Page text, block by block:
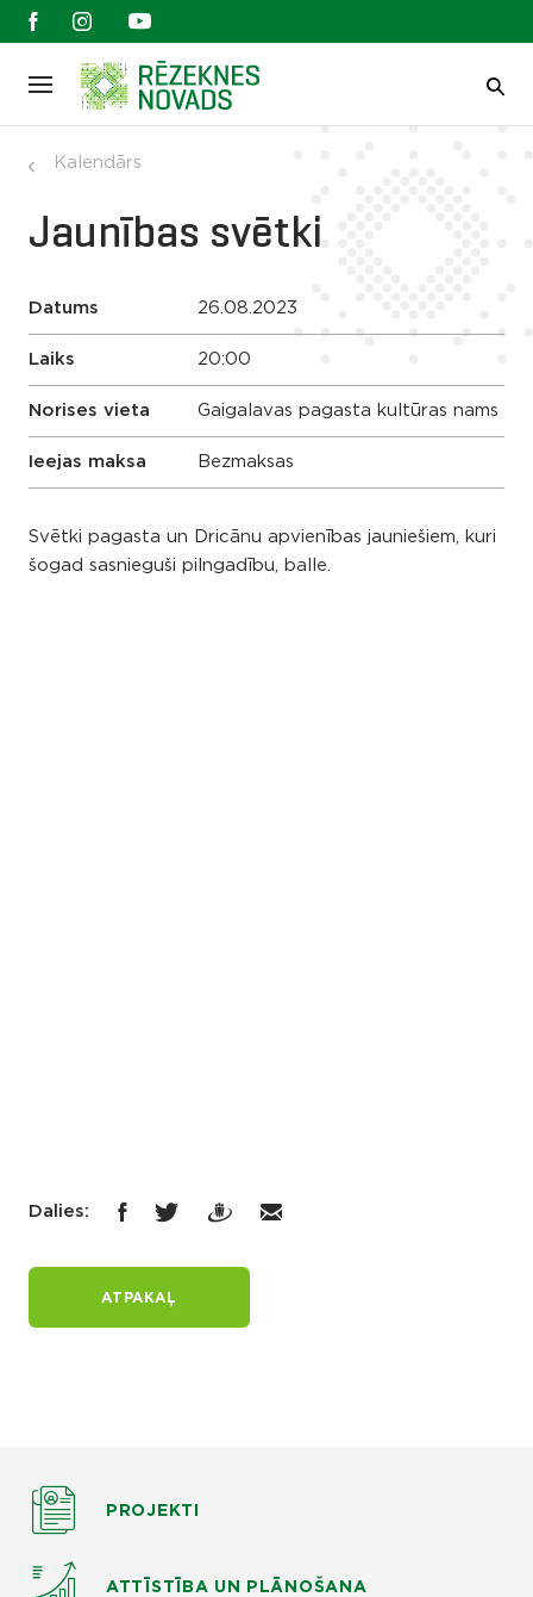
Kalendārs
Jaunības svētki
Datums 26.08.2023
Laiks 20:00
Norises vieta Gaigalavas pagasta kultūras nams
Ieejas maksa Bezmaksas
Svētki pagasta un Dricānu apvienības jauniešiem, kuri
šogad sasnieguši pilngadību, balle.
Dalies:
ATPAKAĻ
PROJEKTI
ATTĪSTĪBA UN PLĀNOŠANA